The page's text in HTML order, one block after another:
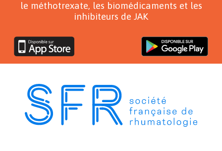
le méthotrexate, les biomédicaments et les
inhibiteurs de JAK